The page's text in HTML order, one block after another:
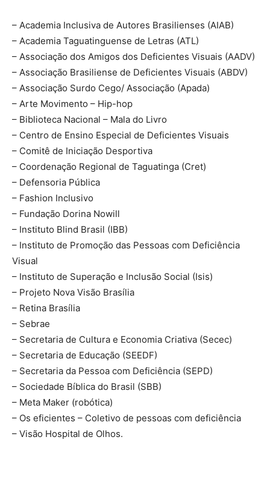
– Academia Inclusiva de Autores Brasilienses (AIAB)
– Academia Taguatinguense de Letras (ATL)
– Associação dos Amigos dos Deficientes Visuais (AADV)
– Associação Brasiliense de Deficientes Visuais (ABDV)
– Associação Surdo Cego/ Associação (Apada)
– Arte Movimento – Hip-hop
– Biblioteca Nacional – Mala do Livro
– Centro de Ensino Especial de Deficientes Visuais
– Comitê de Iniciação Desportiva
– Coordenação Regional de Taguatinga (Cret)
– Defensoria Pública
– Fashion Inclusivo
– Fundação Dorina Nowill
– Instituto Blind Brasil (IBB)
– Instituto de Promoção das Pessoas com Deficiência
Visual
– Instituto de Superação e Inclusão Social (Isis)
– Projeto Nova Visão Brasília
– Retina Brasília
– Sebrae
– Secretaria de Cultura e Economia Criativa (Secec)
– Secretaria de Educação (SEEDF)
– Secretaria da Pessoa com Deficiência (SEPD)
– Sociedade Bíblica do Brasil (SBB)
– Meta Maker (robótica)
– Os eficientes – Coletivo de pessoas com deficiência
– Visão Hospital de Olhos.